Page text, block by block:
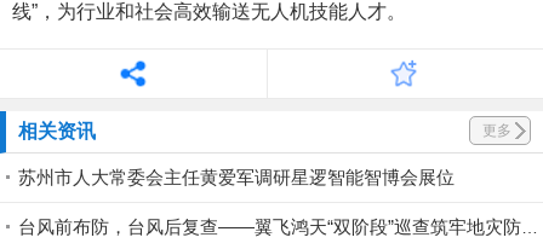
线”，为行业和社会高效输送无人机技能人才。
相关资讯 更多
苏州市人大常委会主任黄爱军调研星逻智能智博会展位